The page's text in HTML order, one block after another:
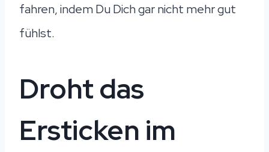
fahren, indem Du Dich gar nicht mehr gut
fühlst.
Droht das
Ersticken im